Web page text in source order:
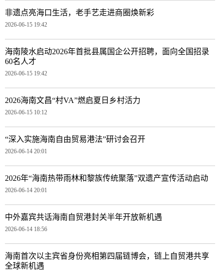
非遗点亮海口生活，老手艺走进商圈焕新彩
2026-06-15 19:42
海南陵水启动2026年首批县属国企公开招聘，面向全国招录
60名人才
2026-06-15 19:42
2026海南文昌“村VA”燃启夏日乡村活力
2026-06-15 10:12
“深入实施海南自由贸易港法”研讨会召开
2026-06-14 20:01
2026年“海南热带雨林和黎族传统聚落”双遗产宣传活动启动
2026-06-14 20:01
中外嘉宾共话海南自贸港封关半年开放新机遇
2026-06-14 18:56
海南首次以主宾省身份亮相第四届链博会，链上自贸港共享
全球新机遇